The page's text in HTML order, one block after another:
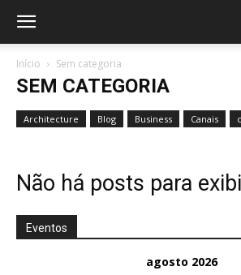
Início Sem categoria
SEM CATEGORIA
Architecture Blog Business Canais
Não há posts para
Eventos
agosto 2026